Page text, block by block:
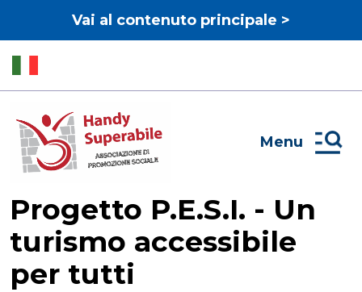
Vai al contenuto principale >
Menu
Progetto P.E.S.I. - Un
turismo accessibile
per tutti